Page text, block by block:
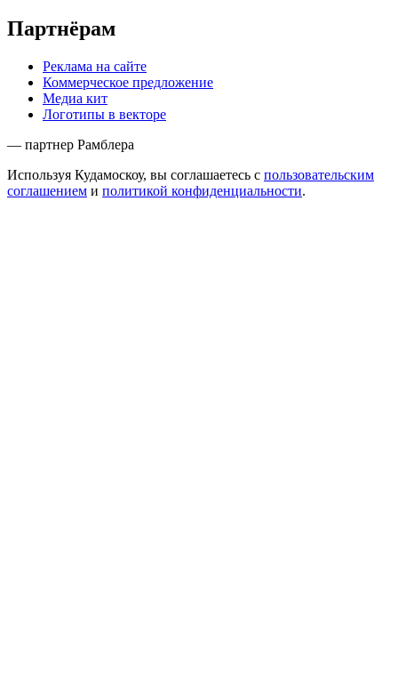
Партнёрам
Реклама на сайте
Коммерческое предложение
Медиа кит
Логотипы в векторе
— партнер Рамблера
Используя Кудамоскоу, вы соглашаетесь с пользовательским
соглашением и политикой конфиденциальности.